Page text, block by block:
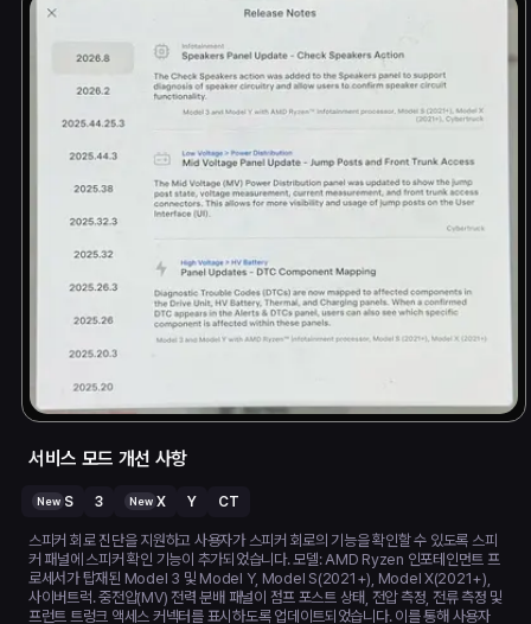
서비스 모드 개선 사항
New S 3 New X Y CT
스피커 회로 진단을 지원하고 사용자가 스피커 회로의 기능을 확인할 수 있도록 스피
커 패널에 스피커 확인 기능이 추가되었습니다. 모델: AMD Ryzen 인포테인먼트 프
로세서가 탑재된 Model 3 및 Model Y, Model S(2021+), Model X(2021+),
사이버트럭. 중전압(MV) 전력 분배 패널이 점프 포스트 상태, 전압 측정, 전류 측정 및
프런트 트렁크 액세스 커넥터를 표시하도록 업데이트되었습니다. 이를 통해 사용자